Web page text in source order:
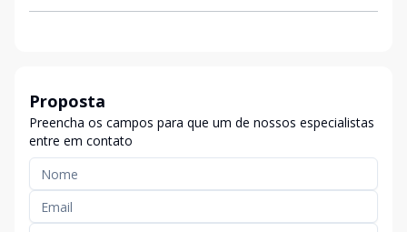
Proposta
Preencha os campos para que um de nossos especialistas
entre em contato